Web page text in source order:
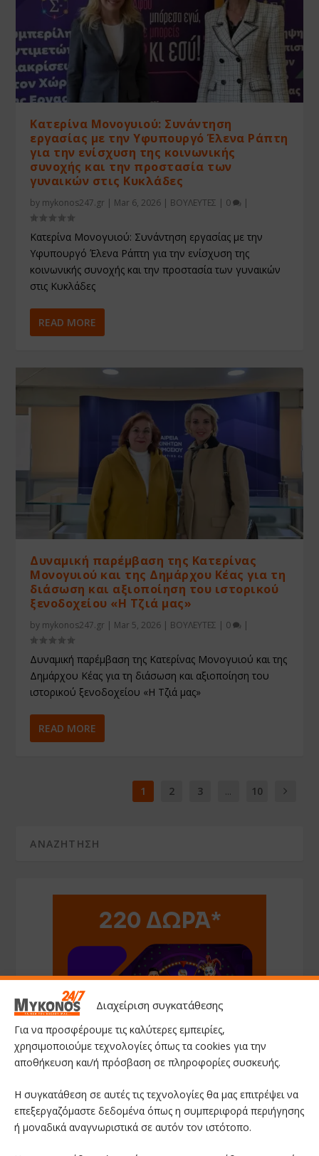
Διαχείριση συγκατάθεσης
Για να προσφέρουμε τις καλύτερες εμπειρίες,
χρησιμοποιούμε τεχνολογίες όπως τα cookies για την
αποθήκευση και/ή πρόσβαση σε πληροφορίες συσκευής.
Η συγκατάθεση σε αυτές τις τεχνολογίες θα μας επιτρέψει να
επεξεργαζόμαστε δεδομένα όπως η συμπεριφορά περιήγησης
ή μοναδικά αναγνωριστικά σε αυτόν τον ιστότοπο.
Κατερίνα Μονογυιού: Συνάντηση
εργασίας με την Υφυπουργό Έλενα Ράπτη
για την ενίσχυση της κοινωνικής
συνοχής και την προστασία των
γυναικών στις Κυκλάδες
by mykonos247.gr | Mar 6, 2026 | ΒΟΥΛΕΥΤΕΣ | 0 |
Κατερίνα Μονογυιού: Συνάντηση εργασίας με την
Υφυπουργό Έλενα Ράπτη για την ενίσχυση της
κοινωνικής συνοχής και την προστασία των γυναικών
στις Κυκλάδες
READ MORE
Δυναμική παρέμβαση της Κατερίνας
Μονογυιού και της Δημάρχου Κέας για τη
διάσωση και αξιοποίηση του ιστορικού
ξενοδοχείου «Η Τζιά μας»
by mykonos247.gr | Mar 5, 2026 | ΒΟΥΛΕΥΤΕΣ | 0 |
Δυναμική παρέμβαση της Κατερίνας Μονογυιού και της
Δημάρχου Κέας για τη διάσωση και αξιοποίηση του
ιστορικού ξενοδοχείου «Η Τζιά μας»
READ MORE
1 2 3 ... 10